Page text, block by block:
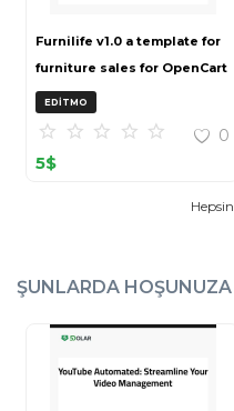
Furnilife v1.0 a template for
furniture sales for OpenCart
3 (ZIP)
EDITMO
0
5$
ŞUNLARDA